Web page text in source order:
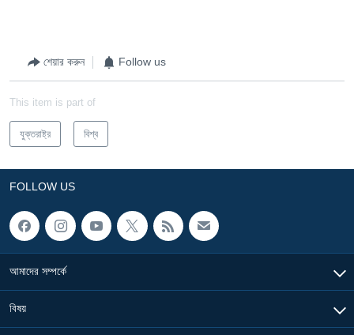
শেয়ার করুন Follow us
This item is part of
যুক্তরাষ্ট্র বিশ্ব
FOLLOW US
আমাদের সম্পর্কে
বিষয়